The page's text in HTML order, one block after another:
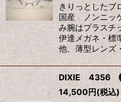
きりっとしたブ
国産 ノンニッ
み腕はプラスチ
伊達メガネ・標
他、薄型レンズ
DIXIE 4356
14,500円(税込)